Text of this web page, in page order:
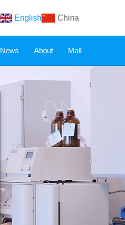
English China
News About Mall